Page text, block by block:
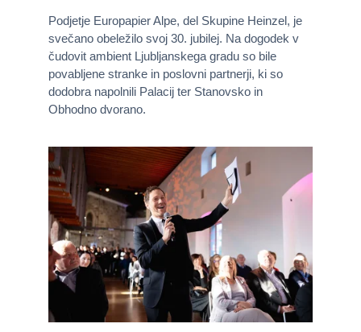
Podjetje Europapier Alpe, del Skupine Heinzel, je
svečano obeležilo svoj 30. jubilej. Na dogodek v
čudovit ambient Ljubljanskega gradu so bile
povabljene stranke in poslovni partnerji, ki so
dodobra napolnili Palacij ter Stanovsko in
Obhodno dvorano.